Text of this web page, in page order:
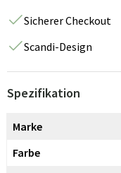
Sicherer Checkout
Scandi-Design
Spezifikation
Marke
Farbe